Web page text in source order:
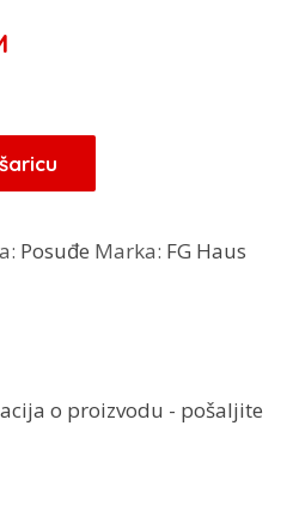
21,25 KM.
Posuđe Marka: FG Haus
o proizvodu - pošaljite